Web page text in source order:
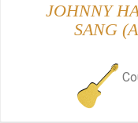
JOHNNY
SANG